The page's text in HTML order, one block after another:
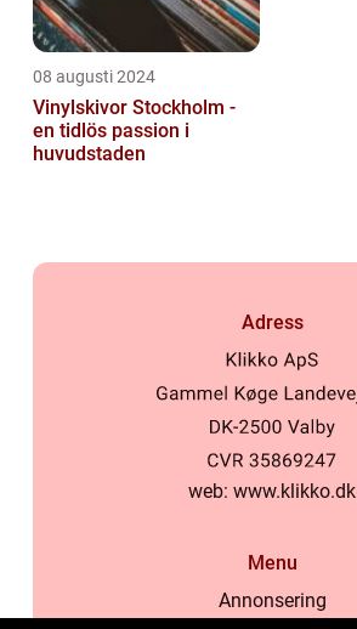
08 augusti 2024
Vinylskivor Stockholm -
en tidlös passion i
huvudstaden
Adress
web: www.klikko.dk
Menu
Annonsering